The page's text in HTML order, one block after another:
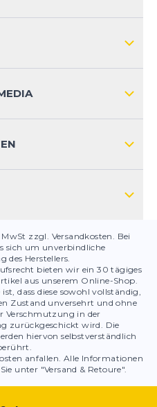
zzgl. Versandkosten. Bei
sich um unverbindliche
des Herstellers.
bieten wir ein 30 tägiges
aus unserem Online-Shop.
dass diese sowohl vollständig,
Zustand unversehrt und ohne
Verschmutzung in der
zurückgeschickt wird. Die
hiervon selbstverständlich
anfallen. Alle Informationen
unter "Versand & Retoure".